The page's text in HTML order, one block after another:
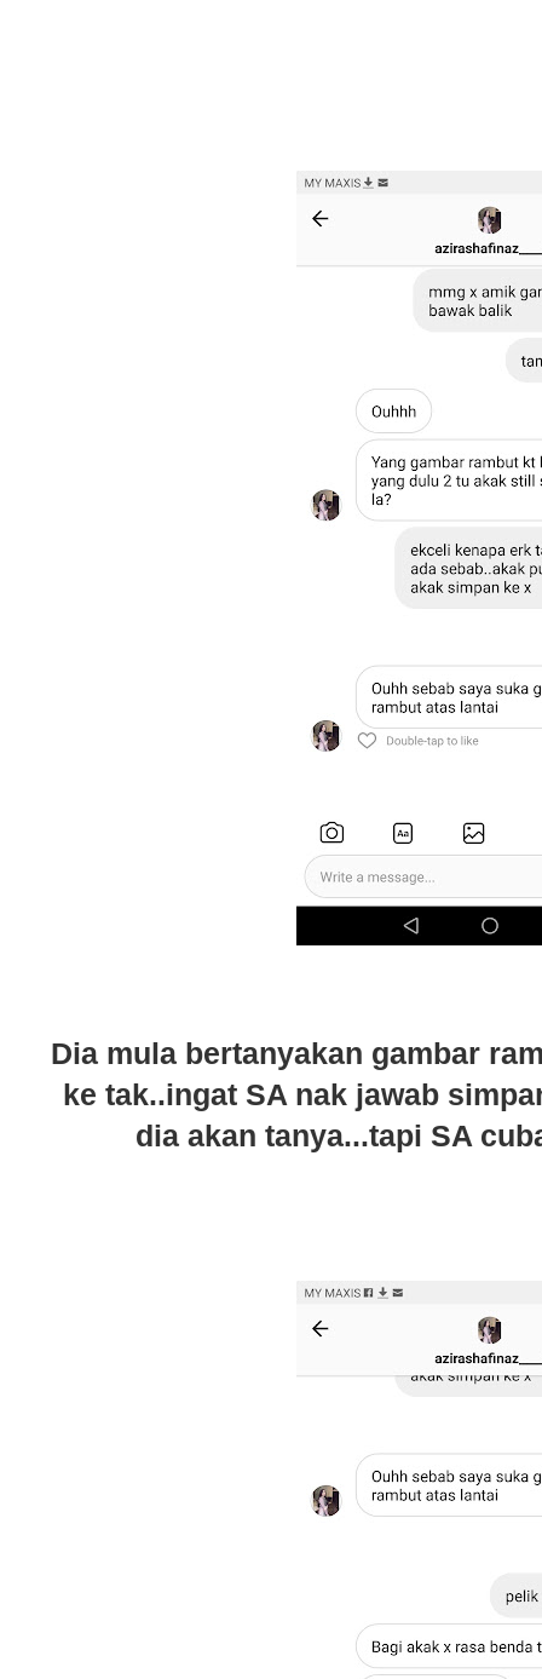
Dia mula bertanyakan gambar
ke tak..ingat SA nak jawab
dia akan tanya...tapi SA